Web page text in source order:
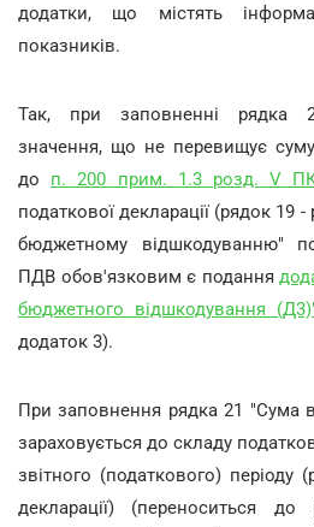
додатки, що містять
показників.
Так, при заповненні рядка
значення, що не перевищує
до п. 200 прим. 1.3 розд. V
податкової декларації (рядок 19
бюджетному відшкодуванню"
ПДВ обов'язковим є подання
бюджетного відшкодування
додаток 3).
При заповнення рядка 21 "Сума
зараховується до складу
звітного (податкового) періоду
декларації) (переноситься до